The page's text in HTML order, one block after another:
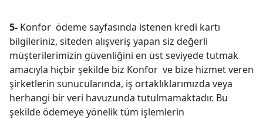
5- Konfor ödeme sayfasında istenen kredi kartı
bilgileriniz, siteden alışveriş yapan siz değerli
müşterilerimizin güvenliğini en üst seviyede tutmak
amacıyla hiçbir şekilde biz Konfor ve bize hizmet veren
şirketlerin sunucularında, iş ortaklıklarımızda veya
herhangi bir veri havuzunda tutulmamaktadır. Bu
şekilde ödemeye yönelik tüm işlemlerin